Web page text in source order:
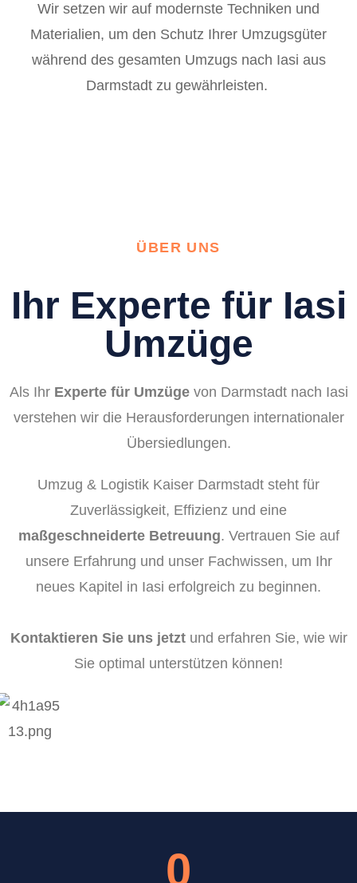
Wir setzen wir auf modernste Techniken und
Materialien, um den Schutz Ihrer Umzugsgüter
während des gesamten Umzugs nach Iasi aus
Darmstadt zu gewährleisten.
ÜBER UNS
Ihr Experte für Iasi
Umzüge
Als Ihr Experte für Umzügevon Darmstadt nach Iasi
verstehen wir die Herausforderungen internationaler
Übersiedlungen.
Umzug & Logistik Kaiser Darmstadt steht für
Zuverlässigkeit, Effizienz und eine
maßgeschneiderte Betreuung. Vertrauen Sie auf
unsere Erfahrung und unser Fachwissen, um Ihr
neues Kapitel in Iasi erfolgreich zu beginnen.
Kontaktieren Sie uns jetztund erfahren Sie, wie wir
Sie optimal unterstützen können!
0